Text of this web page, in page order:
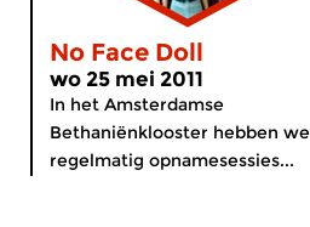
No Face Doll
wo 25 mei 2011
In het Amsterdamse
Bethaniënklooster hebben we
regelmatig opnamesessies...